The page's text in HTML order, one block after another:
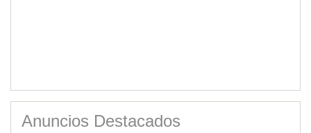
Anuncios Destacados